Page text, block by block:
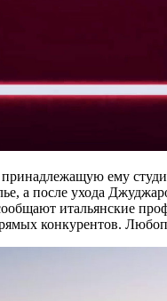
принадлежащую ему
а после ухода
итальянские
конкурентов.